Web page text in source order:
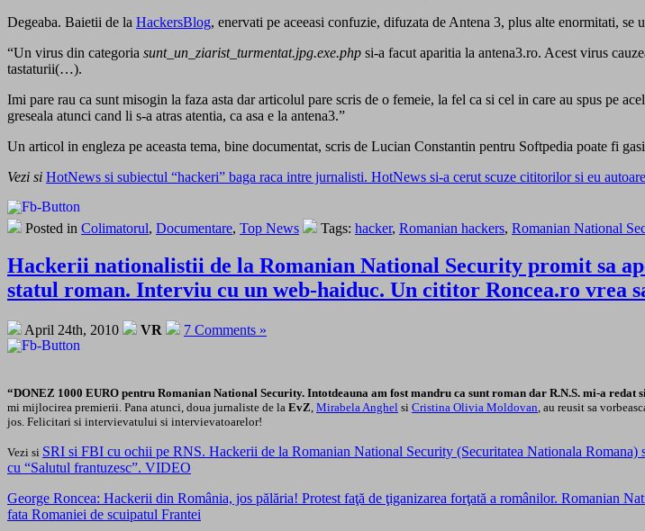
Degeaba. Baietii de la HackersBlog, enervati pe aceeasi confuzie, difuzata de Antena 3, plus alte enormitati, se
“Un virus din categoria sunt_un_ziarist_turmentat.jpg.exe.php si-a facut aparitia la antena3.ro. Acest virus
tastaturii(…).
Imi pare rau ca sunt misogin la faza asta dar articolul pare scris de o femeie, la fel ca si cel in care au spus pe
greseala atunci cand li s-a atras atentia, ca asa e la antena3.”
Un articol in engleza pe aceasta tema, bine documentat, scris de Lucian Constantin pentru Softpedia poate fi
Vezi si HotNews si subiectul “hackeri” baga raca intre jurnalisti. HotNews si-a cerut scuze cititorilor si eu
Posted in Colimatorul, Documentare, Top News Tags: hacker, Romanian hackers, Romanian National
Hackerii nationalistii de la Romanian National Security promit sa
statul roman. Interviu cu un web-haiduc. Un cititor Roncea.ro vrea
April 24th, 2010 VR 7 Comments »
“DONEZ 1000 EURO pentru Romanian National Security. Intotdeauna am fost mandru ca sunt roman dar R.N.S. mi-a
mi mijlocirea premierii. Pana atunci, doua jurnaliste de la EvZ, Mirabela Anghel si Cristina Olivia Moldovan, au reusit sa
jos. Felicitari si intervievatului si intervievatoarelor!
Vezi si SRI si FBI cu ochii pe RNS. Hackerii de la Romanian National Security (Securitatea Nationala
cu “Salutul frantuzesc”. VIDEO
George Roncea: Hackerii din România, jos pălăria! Protest faţă de ţiganizarea forţată a românilor. Romanian
fata Romaniei de scuipatul Frantei